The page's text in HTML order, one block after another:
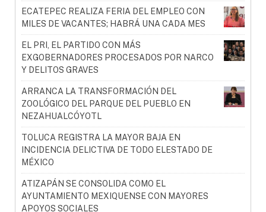
ECATEPEC REALIZA FERIA DEL EMPLEO CON
MILES DE VACANTES; HABRÁ UNA CADA MES
EL PRI, EL PARTIDO CON MÁS
EXGOBERNADORES PROCESADOS POR NARCO
Y DELITOS GRAVES
ARRANCA LA TRANSFORMACIÓN DEL
ZOOLÓGICO DEL PARQUE DEL PUEBLO EN
NEZAHUALCÓYOTL
TOLUCA REGISTRA LA MAYOR BAJA EN
INCIDENCIA DELICTIVA DE TODO ELESTADO DE
MÉXICO
ATIZAPÁN SE CONSOLIDA COMO EL
AYUNTAMIENTO MEXIQUENSE CON MAYORES
APOYOS SOCIALES